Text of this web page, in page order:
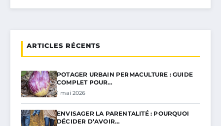
ARTICLES RÉCENTS
POTAGER URBAIN PERMACULTURE : GUIDE
COMPLET POUR…
1 mai 2026
ENVISAGER LA PARENTALITÉ : POURQUOI
DÉCIDER D’AVOIR…